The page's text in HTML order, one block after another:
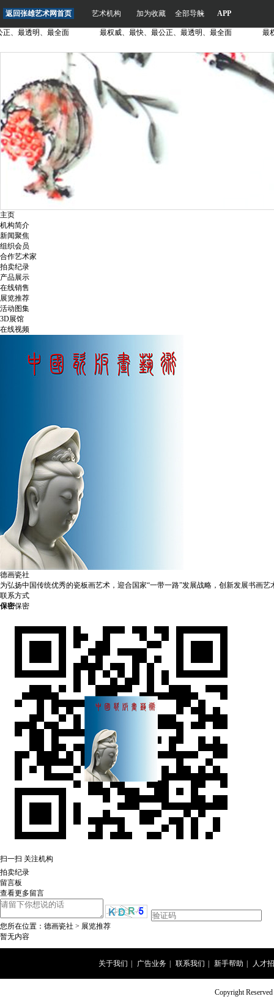
返回张雄艺术网首页 艺术机构 加为收藏 全部导航 APP
最透明、最全面 最权威、最快、最公正、最透明、最全面 最权
主页
机构简介
新闻聚焦
组织会员
合作艺术家
拍卖纪录
产品展示
在线销售
展览推荐
活动图集
3D展馆
在线视频
德画瓷社
为弘扬中国传统优秀的瓷板画艺术，迎合国家“一带一路”发展战略，创新发展书
联系方式
保密保密
扫一扫 关注机构
拍卖纪录
留言板
查看更多留言
您所在位置： 德画瓷社 > 展览推荐
暂无内容
关于我们 广告业务 联系我们 新手帮助 人才
Copyright